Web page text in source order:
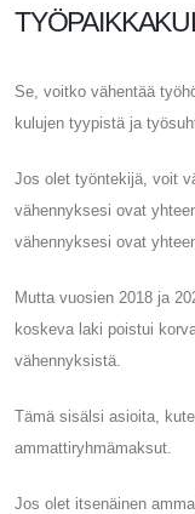
Se, voitko vähentää
kulujen tyypistä ja
Jos olet työntekijä, voit
vähennyksesi ovat
vähennyksesi ovat
Mutta vuosien 2018 ja
koskeva laki poistui
vähennyksistä.
Tämä sisälsi asioita,
ammattiryhmämaksut.
Jos olet itsenäinen